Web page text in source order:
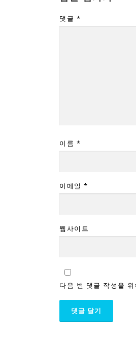
댓글 *
이름 *
이메일 *
웹사이트
다음 번 댓글 작성을